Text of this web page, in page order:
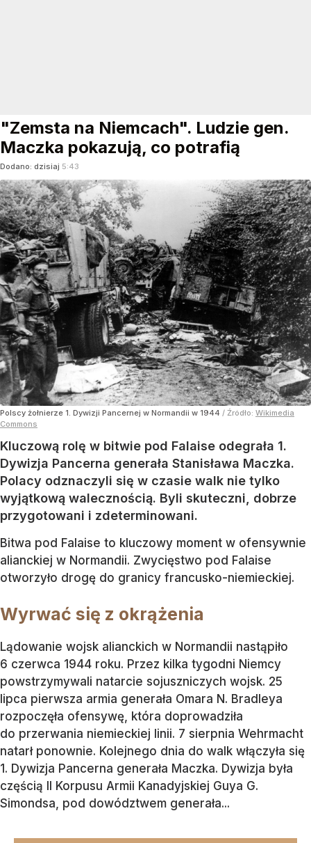
"Zemsta na Niemcach". Ludzie gen.
Maczka pokazują, co potrafią
Dodano: dzisiaj 5:43
Polscy żołnierze 1. Dywizji Pancernej w Normandii w 1944 / Źródło: Wikimedia
Commons
Kluczową rolę w bitwie pod Falaise odegrała 1.
Dywizja Pancerna generała Stanisława Maczka.
Polacy odznaczyli się w czasie walk nie tylko
wyjątkową walecznością. Byli skuteczni, dobrze
przygotowani i zdeterminowani.
Bitwa pod Falaise to kluczowy moment w ofensywnie
alianckiej w Normandii. Zwycięstwo pod Falaise
otworzyło drogę do granicy francusko-niemieckiej.
Wyrwać się z okrążenia
Lądowanie wojsk alianckich w Normandii nastąpiło
6 czerwca 1944 roku. Przez kilka tygodni Niemcy
powstrzymywali natarcie sojuszniczych wojsk. 25
lipca pierwsza armia generała Omara N. Bradleya
rozpoczęła ofensywę, która doprowadziła
do przerwania niemieckiej linii. 7 sierpnia Wehrmacht
natarł ponownie. Kolejnego dnia do walk włączyła się
1. Dywizja Pancerna generała Maczka. Dywizja była
częścią II Korpusu Armii Kanadyjskiej Guya G.
Simondsa, pod dowództwem generała...